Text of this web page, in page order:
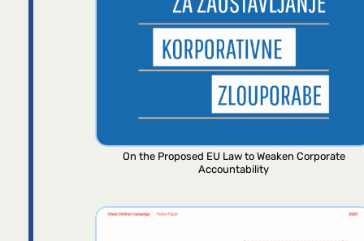
On the Proposed EU Law to Weaken Corporate
Accountability